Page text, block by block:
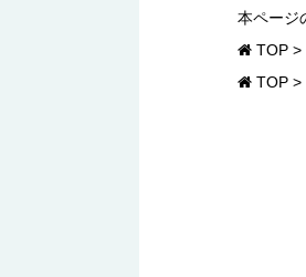
本ページ
TOP >
TOP >